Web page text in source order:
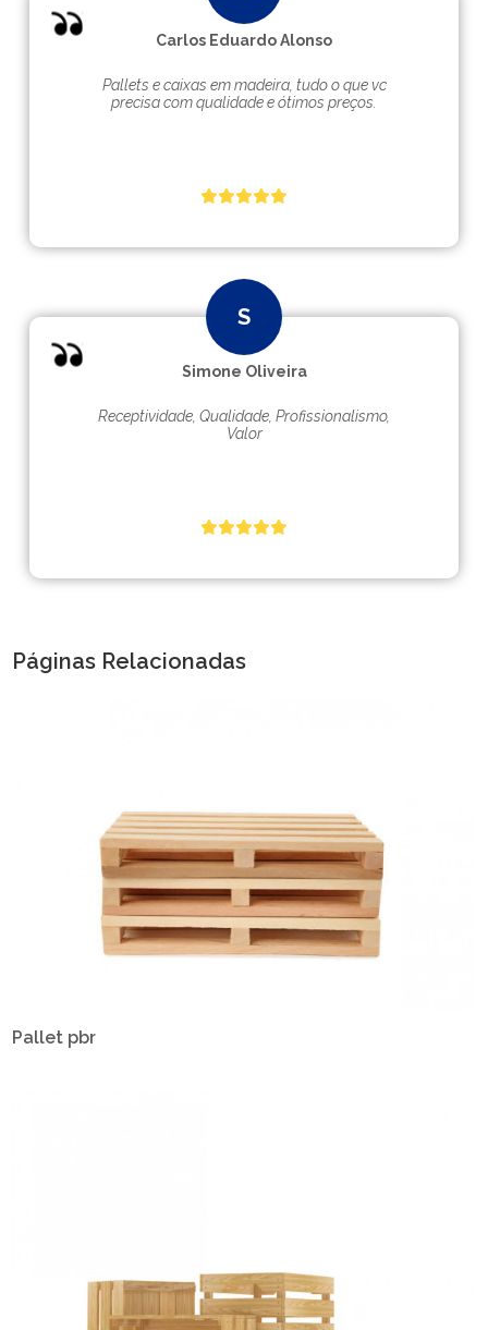
Carlos Eduardo Alonso
Pallets e caixas em madeira, tudo o que vc
precisa com qualidade e ótimos preços.
Simone Oliveira
Receptividade, Qualidade, Profissionalismo,
Valor
Páginas Relacionadas
Pallet pbr